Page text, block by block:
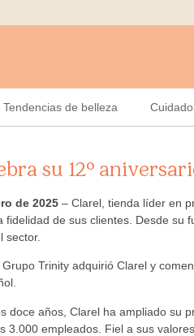
Tendencias de belleza
su 12º
de 2025 – Clarel, tienda líder en
fidelidad de sus clientes. Desde su
sector.
Trinity adquirió Clarel y
doce años, Clarel ha ampliado su
3.000 empleados. Fiel a sus